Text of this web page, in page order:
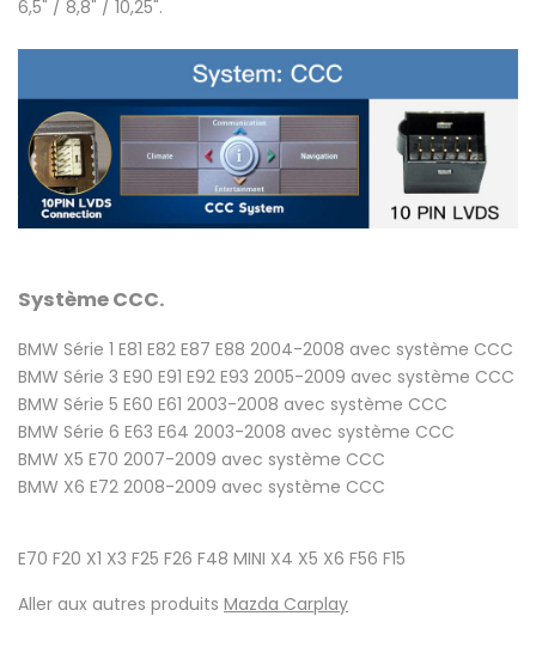
6,5" / 8,8" / 10,25".
Système CCC.
BMW Série 1 E81 E82 E87 E88 2004-2008 avec système CCC
BMW Série 3 E90 E91 E92 E93 2005-2009 avec système CCC
BMW Série 5 E60 E61 2003-2008 avec système CCC
BMW Série 6 E63 E64 2003-2008 avec système CCC
BMW X5 E70 2007-2009 avec système CCC
BMW X6 E72 2008-2009 avec système CCC
E70 F20 X1 X3 F25 F26 F48 MINI X4 X5 X6 F56 F15
Aller aux autres produits Mazda Carplay